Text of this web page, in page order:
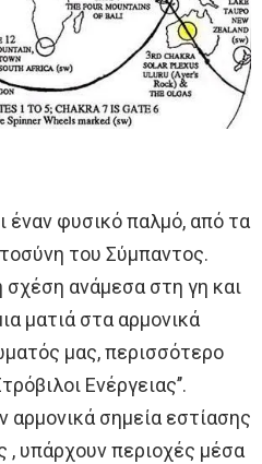
έναν φυσικό παλμό, από τα
του Σύμπαντος.
σχέση ανάμεσα στη γη και
ματιά στα αρμονικά
μας, περισσότερο
Ενέργειας’’.
σημεία εστίασης
, υπάρχουν περιοχές μέσα